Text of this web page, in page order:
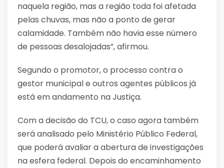
naquela região, mas a região toda foi afetada
pelas chuvas, mas não a ponto de gerar
calamidade. Também não havia esse número
de pessoas desalojadas”, afirmou.
Segundo o promotor, o processo contra o
gestor municipal e outros agentes públicos já
está em andamento na Justiça.
Com a decisão do TCU, o caso agora também
será analisado pelo Ministério Público Federal,
que poderá avaliar a abertura de investigações
na esfera federal. Depois do encaminhamento